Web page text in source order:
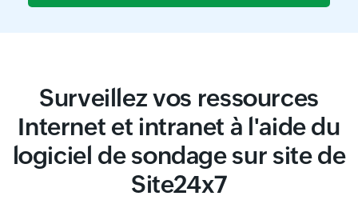
Surveillez vos ressources
Internet et intranet à l'aide du
logiciel de sondage sur site de
Site24x7